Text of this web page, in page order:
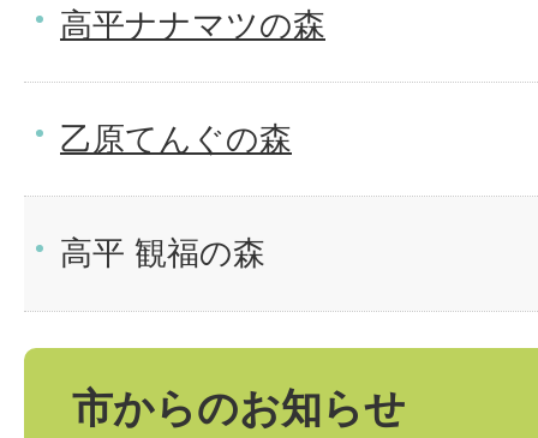
高平ナナマツの森
乙原てんぐの森
高平 観福の森
市からのお知らせ